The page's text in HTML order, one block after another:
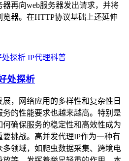
再向web服务器发出请求，并将
器。在HTTP协议基础上还延伸
IP代理科普
处探析
，网络应用的多样性和复杂性日
务的性能要求也越来越高。特别是
确保服务的稳定性和高效性成为
挑战。高并发代理IP作为一种有
多领域，如爬虫数据采集、跨境电